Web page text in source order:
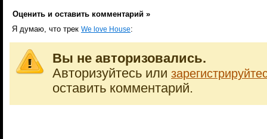
Оценить и оставить комментарий »
Я думаю, что трек We love House:
Вы не авторизовались.
Авторизуйтесь или
оставить комментарий.